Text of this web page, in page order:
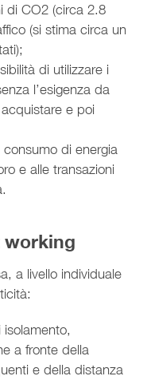
di CO2 (circa 2.8
(si stima circa un
di utilizzare i
l’esigenza da
e poi
di energia
e alle transazioni
working
a livello individuale
a fronte della
e della distanza